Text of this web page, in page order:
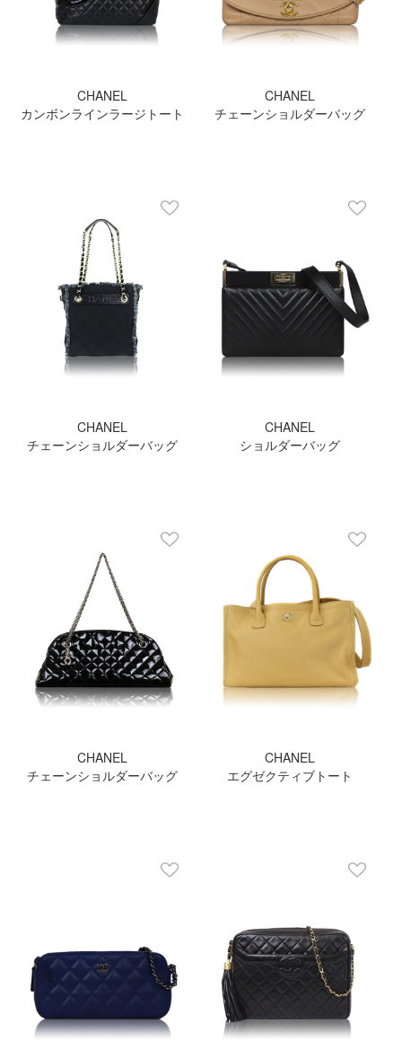
CHANEL
カンボンラインラージトート
CHANEL
チェーンショルダーバッグ
CHANEL
チェーンショルダーバッグ
CHANEL
ショルダーバッグ
CHANEL
チェーンショルダーバッグ
CHANEL
エグゼクティブトート